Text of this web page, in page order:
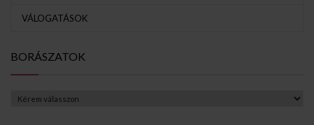
VÁLOGATÁSOK
BORÁSZATOK